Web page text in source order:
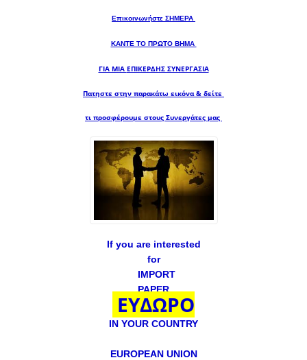
Επικοινωνήστε ΣΗΜΕΡΑ
ΚΑΝΤΕ ΤΟ ΠΡΩΤΟ ΒΗΜΑ
ΓΙΑ ΜΙΑ ΕΠΙΚΕΡΔΗΣ ΣΥΝΕΡΓΑΣΙΑ
Πατηστε στην παρακάτω εικόνα & δείτε
τι προσφέρουμε στους Συνεργάτες μας
If you are interested
for
IMPORT
PAPER
ΕΥΔΩΡΟ
IN YOUR COUNTRY
EUROPEAN UNION